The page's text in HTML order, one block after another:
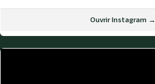
Ouvrir Instagram →